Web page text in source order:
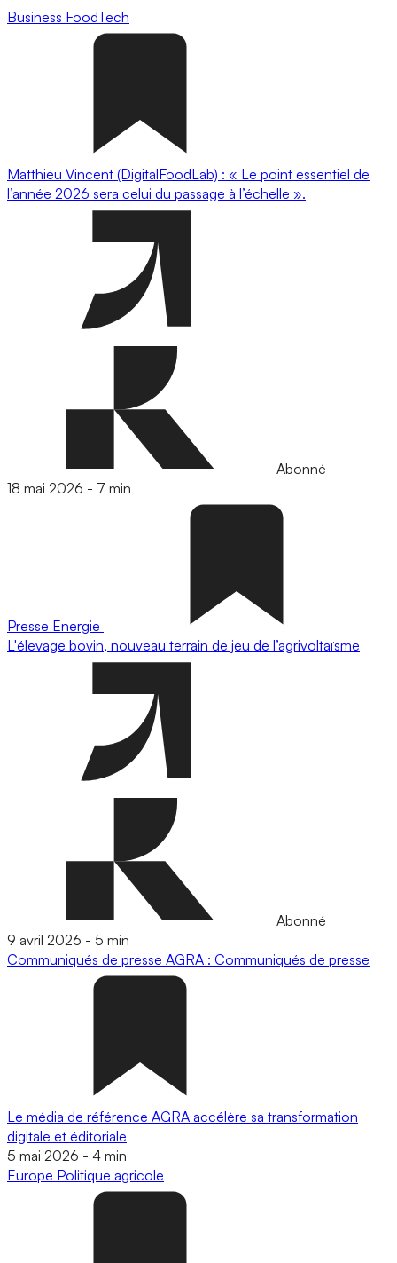
Business FoodTech
Matthieu Vincent (DigitalFoodLab) : « Le point essentiel de
l’année 2026 sera celui du passage à l’échelle ».
Abonné
18 mai 2026 - 7 min
Presse Energie
L'élevage bovin, nouveau terrain de jeu de l’agrivoltaïsme
Abonné
9 avril 2026 - 5 min
Communiqués de presse AGRA : Communiqués de presse
Le média de référence AGRA accélère sa transformation
digitale et éditoriale
5 mai 2026 - 4 min
Europe Politique agricole